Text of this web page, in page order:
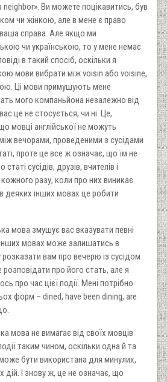
Ви можете поцікавитись, був
чи жінкою, але в мене є право
справа. Але якщо ми
чи українською, то у мене немає
в такий спосіб, оскільки я
мови вибрати між voisin або voisine,
Ці мови примушують мене
мого компаньйона незалежно від
це не стосується, чи ні. Це,
мовці англійської не можуть
між вечорами, проведеними з сусідами
проте це все ж означає, що їм не
сусідів, друзів, вчителів і
разу, коли про них виникає
деяких інших мовах це робити
мова змушує вас вказувати певні
мовах може залишатись в
вам про вечерю із сусідом
про його стать, але я
про час цієї події. Мені потрібно
форм – dined, have been dining, are
мова не вимагає від своїх мовців
таким чином, оскільки одна й та
бути використана для минулих,
дій. І знову ж, це не означає, що